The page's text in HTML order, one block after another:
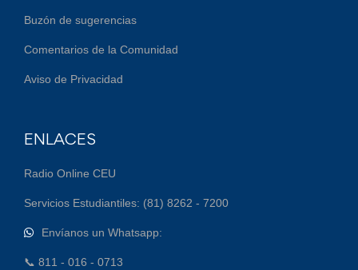
Buzón de sugerencias
Comentarios de la Comunidad
Aviso de Privacidad
ENLACES
Radio Online CEU
Servicios Estudiantiles: (81) 8262 - 7200
Envíanos un Whatsapp:
📞 811 - 016 - 0713